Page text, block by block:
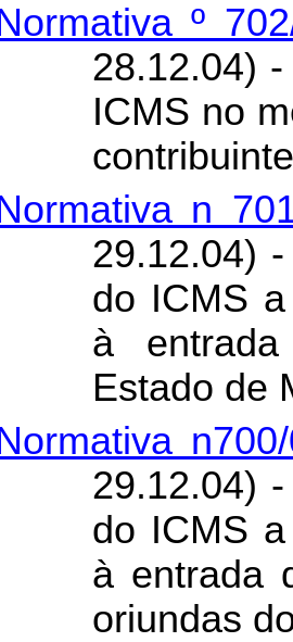
º
28.12.04)
ICMS no
n
29.12.04)
do ICMS
à
Estado de
29.12.04)
do ICMS
à entrada
oriundas